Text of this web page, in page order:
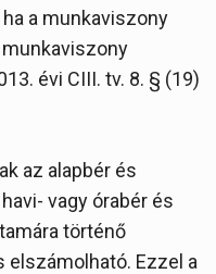
a munkaviszony
évi CIII. tv. 8. § (19)
az alapbér és
vagy órabér és
történő
Ezzel a